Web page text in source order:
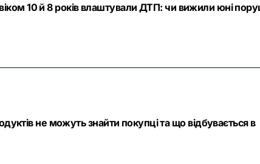
віком 10 й 8 років влаштували ДТП: чи вижили юні
не можуть знайти покупці та що відбувається в